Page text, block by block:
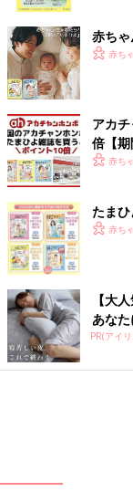
ハロウィンスペ
ハロウィンの仮装
プチギフトをプレゼ
スタッフに合言葉を
赤ちゃ
赤ち
アカ
倍【期
赤ち
たま
赤ち
【大
あなた
PR(アイ